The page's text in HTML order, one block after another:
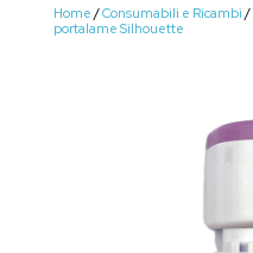
Home /Consumabili e Ricambi /
portalame Silhouette